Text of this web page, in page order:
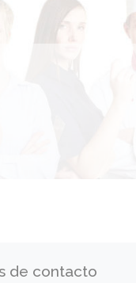
de contacto